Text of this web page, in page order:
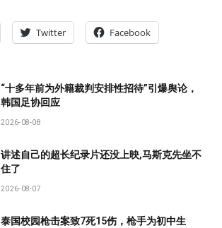
Twitter Facebook
“十多年前为外籍裁判安排性招待”引爆舆论，
韩国足协回应
2026-08-08
讲述自己的超长纪录片还没上映,马斯克先坐不
住了
2026-08-07
泰国校园枪击案致7死15伤，枪手为初中生